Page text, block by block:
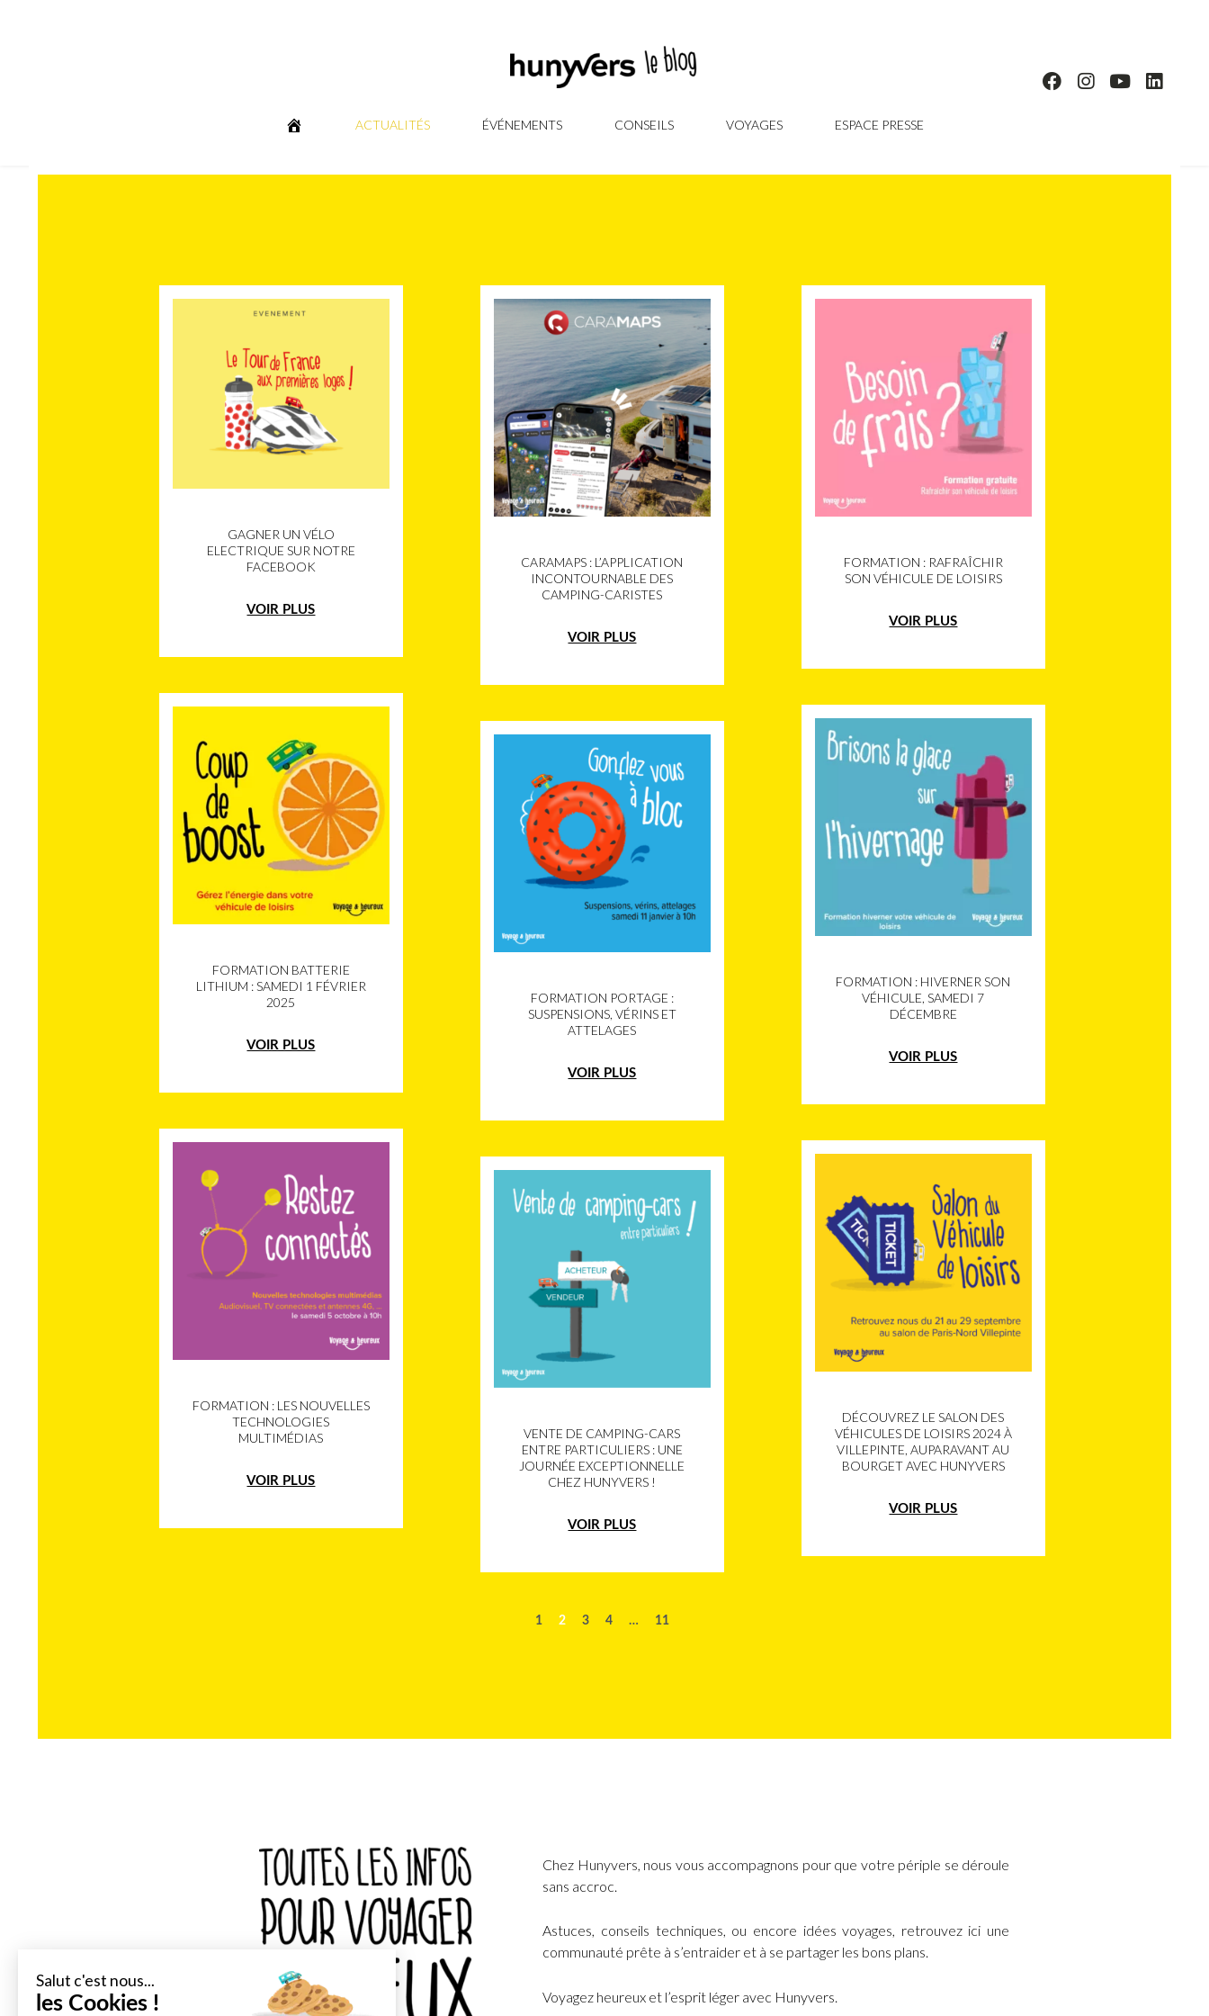
ACTUALITÉS ÉVÉNEMENTS CONSEILS VOYAGES ESPACE PRESSE
GAGNER UN VÉLO
ELECTRIQUE SUR NOTRE
FACEBOOK
VOIR PLUS
CARAMAPS : L’APPLICATION
INCONTOURNABLE DES
CAMPING-CARISTES
VOIR PLUS
FORMATION : RAFRAÎCHIR
SON VÉHICULE DE LOISIRS
VOIR PLUS
FORMATION BATTERIE
LITHIUM : SAMEDI 1 FÉVRIER
2025
VOIR PLUS
FORMATION PORTAGE :
SUSPENSIONS, VÉRINS ET
ATTELAGES
VOIR PLUS
FORMATION : HIVERNER SON
VÉHICULE, SAMEDI 7
DÉCEMBRE
VOIR PLUS
FORMATION : LES NOUVELLES
TECHNOLOGIES
MULTIMÉDIAS
VOIR PLUS
VENTE DE CAMPING-CARS
ENTRE PARTICULIERS : UNE
JOURNÉE EXCEPTIONNELLE
CHEZ HUNYVERS !
VOIR PLUS
DÉCOUVREZ LE SALON DES
VÉHICULES DE LOISIRS 2024 À
VILLEPINTE, AUPARAVANT AU
BOURGET AVEC HUNYVERS
VOIR PLUS
1 2 3 4 … 11
Chez Hunyvers, nous vous accompagnons pour que votre périple se déroule
sans accroc.
Astuces, conseils techniques, ou encore idées voyages, retrouvez ici une
communauté prête à s’entraider et à se partager les bons plans.
Voyagez heureux et l’esprit léger avec Hunyvers.
Salut c'est nous...
les Cookies !